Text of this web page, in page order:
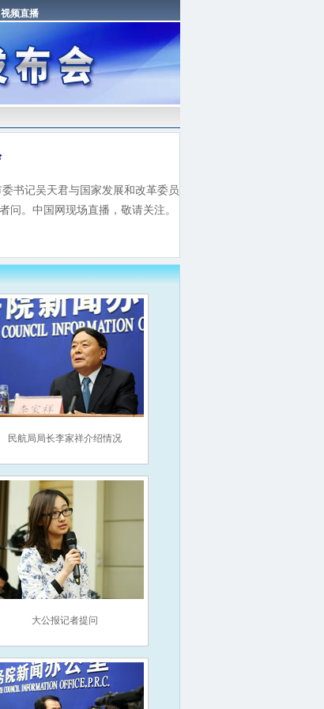
书记吴天君与国家发展和改革委员
。中国网现场直播，敬请关注。
民航局局长李家祥介绍情况
大公报记者提问